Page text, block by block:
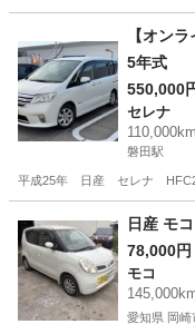
第一通り
【オン
5年式
550,000
セレナ
磐田駅
平成25年 日産 セレナ HFC26
磐田駅
日産 モ
78,000円
モコ
愛知県 岡崎